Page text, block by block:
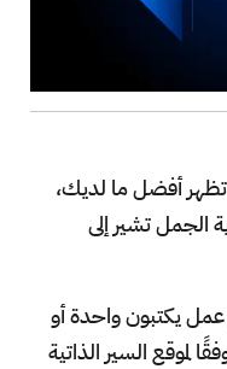
أفضل ما لديك،
الجمل تشير إلى
عن عمل يكتبون واحدة أو
لموقع السير الذاتية